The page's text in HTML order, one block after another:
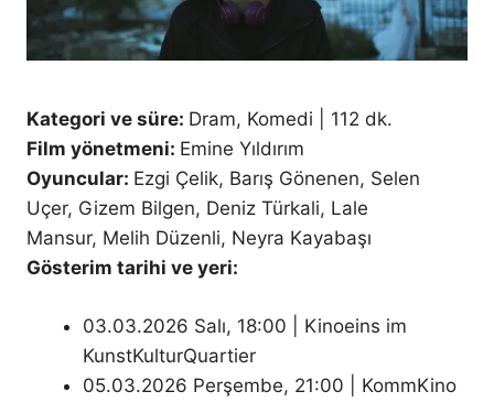
Kategori ve süre: Dram, Komedi | 112 dk.
Film yönetmeni: Emine Yıldırım
Oyuncular: Ezgi Çelik, Barış Gönenen, Selen
Uçer, Gizem Bilgen, Deniz Türkali, Lale
Mansur, Melih Düzenli, Neyra Kayabaşı
Gösterim tarihi ve yeri:
03.03.2026 Salı, 18:00 | Kinoeins im
KunstKulturQuartier
05.03.2026 Perşembe, 21:00 | KommKino